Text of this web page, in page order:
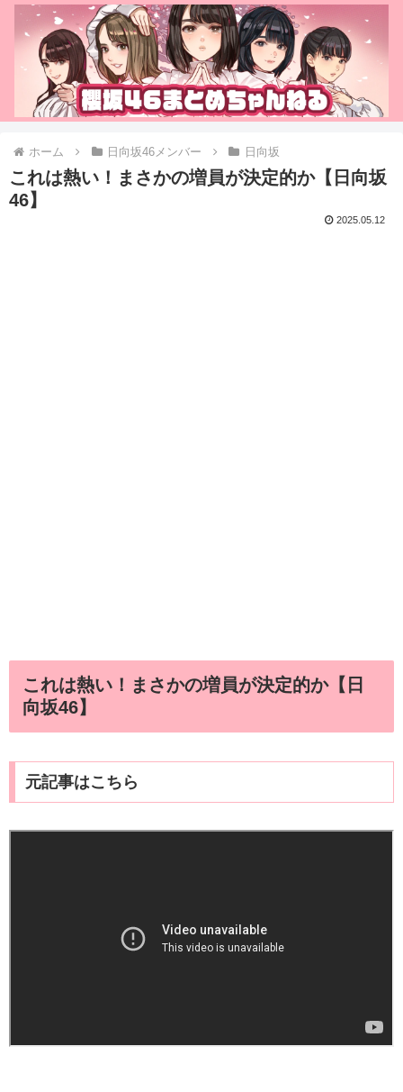
ホーム 日向坂46メンバー 日向坂
これは熱い！まさかの増員が決定的か【日向坂
46】
2025.05.12
これは熱い！まさかの増員が決定的か【日
向坂46】
元記事はこちら